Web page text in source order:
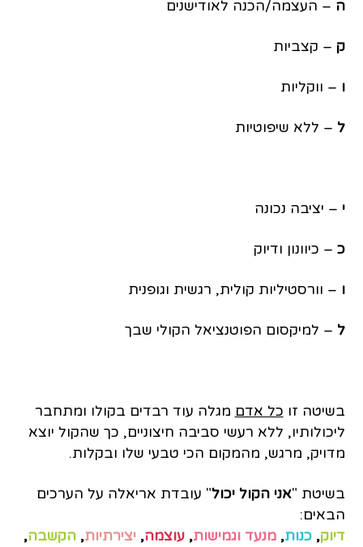
ה – העצמה/הכנה לאודישנים
ק – קצביות
ו – ווקליות
ל – ללא שיפוטיות
י – יציבה נכונה
כ – כיוונון ודיוק
ו – וורסטיליות קולית, רגשית וגופנית
ל – למיקסום הפוטנציאל הקולי שבך
בשיטה זו כל אדם מגלה עוד רבדים בקולו ומתחבר
ליכולותיו, ללא רעשי סביבה חיצוניים, כך שהקול יוצא
מדויק, מרגש, מהמקום הכי טבעי שלו ובקלות.
בשיטת "אני הקול יכול" עובדת אריאלה על הערכים
הבאים:
דיוק,כנות,מנעד וגמישות,עוצמה,יצירתיות,הקשבה,